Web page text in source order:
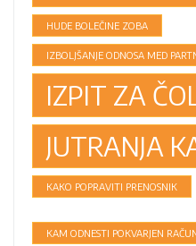
HUDE BOLEČINE ZOBA
IZBOLJŠANJE ODNOSA MED
IZPIT ZA
JUTRANJA
KAKO POPRAVITI PRENOSNIK
KAM ODNESTI POKVARJEN